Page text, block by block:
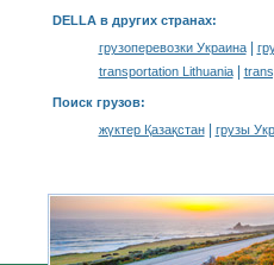
DELLA в других странах:
грузоперевозки Украина|
transportation Lithuania|
Поиск грузов:
жүктер Қазақстан| грузы